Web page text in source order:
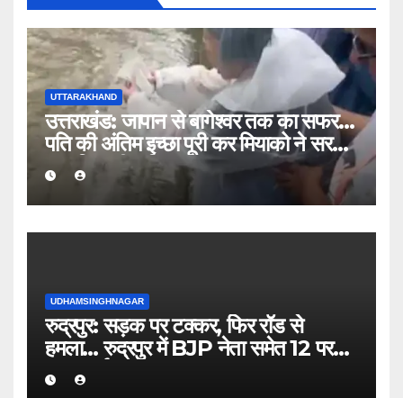
UTTARAKHAND
उत्तराखंड: जापान से बागेश्वर तक का सफर…
पति की अंतिम इच्छा पूरी कर मियाको ने सरयू में
प्रवाहित की अस्थियां
UDHAMSINGHNAGAR
रुद्रपुर: सड़क पर टक्कर, फिर रॉड से
हमला… रुद्रपुर में BJP नेता समेत 12 पर
FIR दर्ज